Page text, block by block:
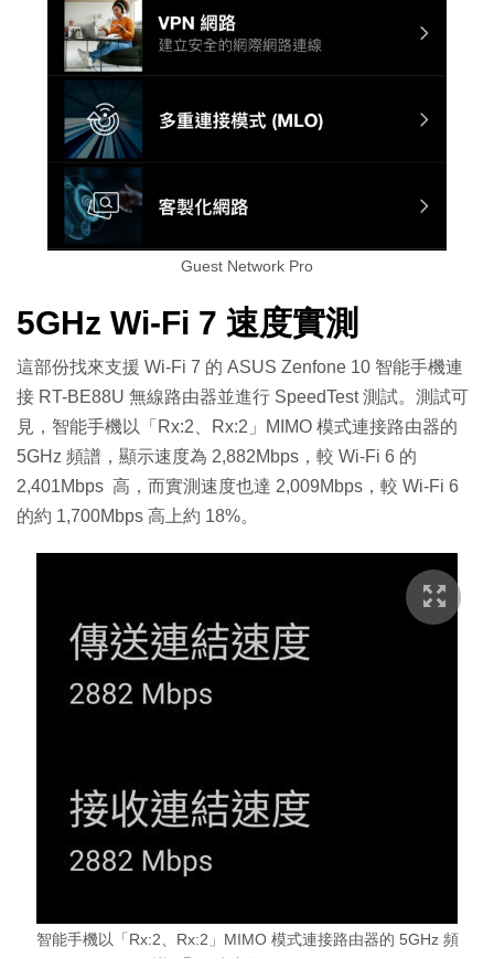
Guest Network Pro
5GHz Wi-Fi 7 速度實測
這部份找來支援 Wi-Fi 7 的 ASUS Zenfone 10 智能手機連
接 RT-BE88U 無線路由器並進行 SpeedTest 測試。測試可
見，智能手機以「Rx:2、Rx:2」MIMO 模式連接路由器的
5GHz 頻譜，顯示速度為 2,882Mbps，較 Wi-Fi 6 的
2,401Mbps 高，而實測速度也達 2,009Mbps，較 Wi-Fi 6
的約 1,700Mbps 高上約 18%。
智能手機以「Rx:2、Rx:2」MIMO 模式連接路由器的 5GHz 頻